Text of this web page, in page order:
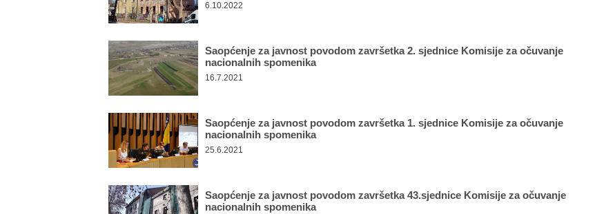
6.10.2022
Saopćenje za javnost povodom završetka 2. sjednice Komisije za očuvanje
nacionalnih spomenika
16.7.2021
Saopćenje za javnost povodom završetka 1. sjednice Komisije za očuvanje
nacionalnih spomenika
25.6.2021
Saopćenje za javnost povodom završetka 43.sjednice Komisije za očuvanje
nacionalnih spomenika